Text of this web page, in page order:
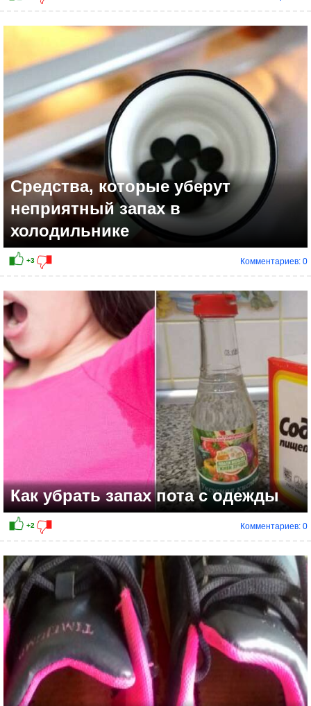
Средства, которые уберут
неприятный запах в
холодильнике
Комментариев: 0
Как убрать запах пота с одежды
Комментариев: 0